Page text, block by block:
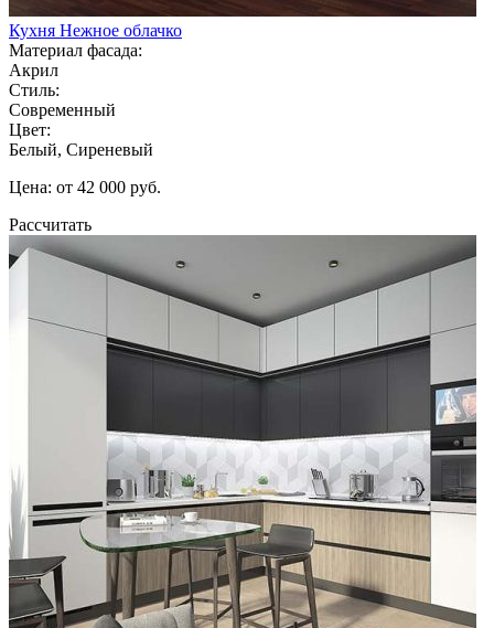
Кухня Нежное облачко
Материал фасада:
Акрил
Стиль:
Современный
Цвет:
Белый, Сиреневый
Цена: от 42 000 руб.
Рассчитать